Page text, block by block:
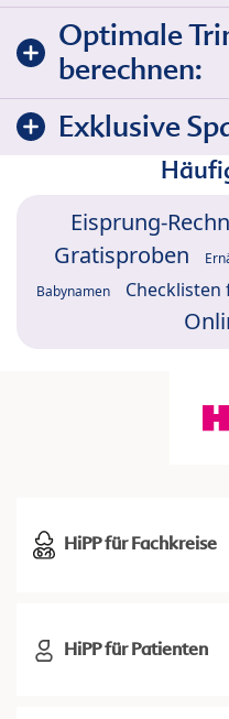
Optimale
berechnen:
Exklusive
Eisprung-
Gratisproben
Babynamen Checklisten
HiPP für Fachkreise
HiPP für Patienten